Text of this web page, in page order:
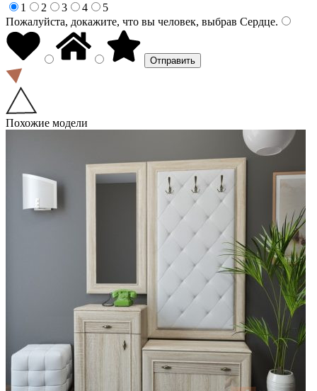
1
2 3 4
5
Пожалуйста, докажите, что вы человек, выбрав Сердце.
Похожие модели